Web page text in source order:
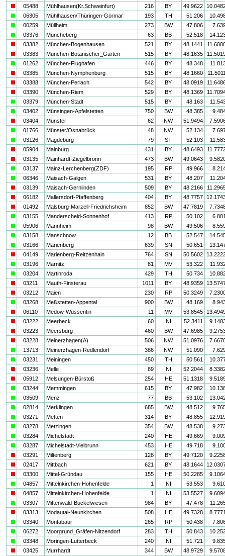
05488 Mühlhausen(Kr.Schweinfurt) 216 BY 49.9622
06305 Mühlhausen/Thüringen-Görmar 193 TH 51.206
00259 Müllheim 273 BW 47.806
03376 Müncheberg 63 BB 52.518
03382 München-Bogenhausen 521 BY 48.1441
03383 München-Botanischer_Garten 515 BY 48.1635
01262 München-Flughafen 446 BY 48.348
03385 München-Nymphenburg 515 BY 48.1660
03388 München-Perlach 542 BY 48.0919
03390 München-Riem 529 BY 48.1369
03379 München-Stadt 515 BY 48.163
03402 Münsingen-Apfelstetten 750 BW 48.385
03404 Münster 62 NW 51.9494
01766 Münster/Osnabrück 48 NW 52.134
03126 Magdeburg 79 ST 52.103
05904 Mainburg 431 BY 48.6493
03135 Mainhardt-Ziegelbronn 473 BW 49.0643
03137 Mainz-Lerchenberg(ZDF) 195 RP 49.966
06346 Maisach-Galgen 531 BY 48.207
03139 Maisach-Gernlinden 509 BY 48.2166
06182 Mallersdorf-Pfaffenberg 404 BY 48.7757
01492 Malsburg-Marzell-Friedrichsheim 852 BW 47.7819
03155 Manderscheid-Sonnenhof 413 RP 50.102
05906 Mannheim 98 BW 49.506
03158 Manschnow 12 BB 52.547
03166 Marienberg 639 SN 50.651
04149 Marienberg-Reitzenhain 764 SN 50.5602
03196 Marnitz 81 MV 53.322
03204 Martinroda 429 TH 50.734
03211 Mauth-Finsterau 1011 BY 48.9359
03212 Maien 230 RP 50.3249
03268 Meßstetten-Appental 900 BW 48.169
06110 Medow-Wussentin 11 MV 53.8545
03222 Meerbeck 60 NI 52.3411
03223 Meersburg 460 BW 47.6985
03228 Meinerzhagen(A) 506 NW 51.0976
13713 Meinerzhagen-Redlendorf 386 NW 51.090
03231 Meiningen 450 TH 50.561
03236 Melle 89 NI 52.2044
05912 Melsungen-Bürstoß 254 HE 51.1318
03244 Memmingen 615 BY 47.982
03509 Menz 77 BB 53.102
02814 Merklingen 685 BW 48.512
03271 Metten 314 BY 48.855
03278 Metzingen 354 BW 48.538
03284 Michelstadt 240 HE 49.669
03287 Michelstadt-Vielbrunn 453 HE 49.718
03291 Miltenberg 128 BY 49.7120
02417 Mittbach 621 BY 48.1644
03300 Mittel-Gründau 155 HE 50.2285
04857 Mittelnkirchen-Hohenfelde 1 NI 53.553
04857 Mittelnkirchen-Hohenfelde 1 NI 53.5527
03307 Mittenwald-Buckelwiesen 984 BY 47.478
03313 Modautal-Neunkirchen 508 HE 49.7328
03340 Montabaur 265 RP 50.438
06272 Moorgrund_Gräfen-Nitzendorf 283 TH 50.843
03348 Moringen-Lutterbeck 240 NI 51.721
03425 Murrhardt 344 BW 48.9729